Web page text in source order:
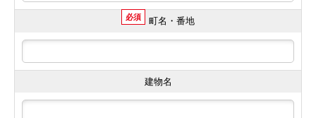
必須 町名・番地
建物名